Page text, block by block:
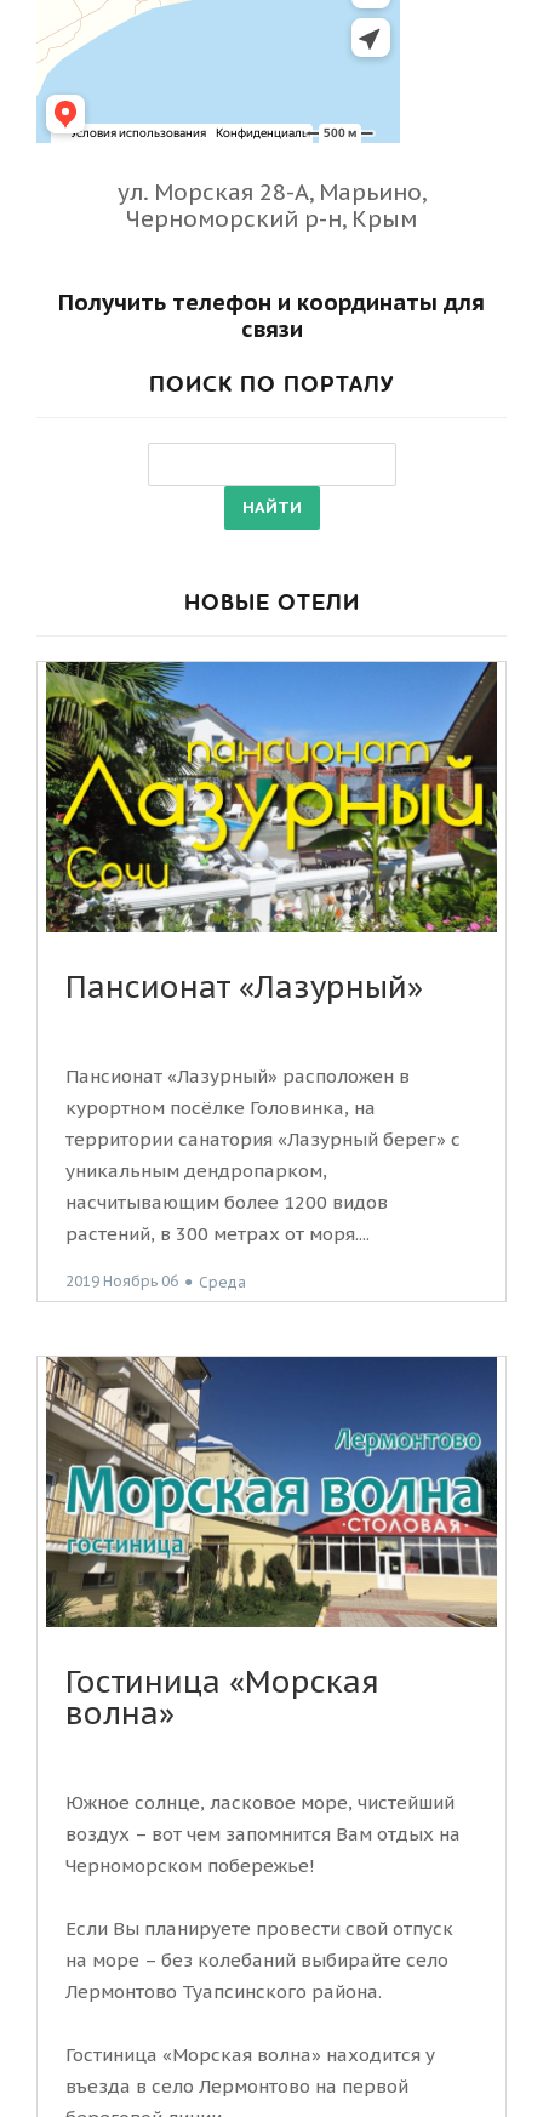
ул. Морская 28-А, Марьино,
Черноморский р-н, Крым
Получить телефон и координаты для
связи
ПОИСК ПО ПОРТАЛУ
НОВЫЕ ОТЕЛИ
Пансионат «Лазурный»
Пансионат «Лазурный» расположен в
курортном посёлке Головинка, на
территории санатория «Лазурный берег» с
уникальным дендропарком,
насчитывающим более 1200 видов
растений, в 300 метрах от моря....
2019 Ноябрь 06 ● Среда
Гостиница «Морская
волна»
Южное солнце, ласковое море, чистейший
воздух – вот чем запомнится Вам отдых на
Черноморском побережье!
Если Вы планируете провести свой отпуск
на море – без колебаний выбирайте село
Лермонтово Туапсинского района.
Гостиница «Морская волна» находится у
въезда в село Лермонтово на первой